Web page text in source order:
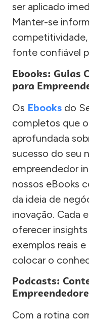
ser aplicado
Manter-se
fonte confiável
Ebooks: Guias
para
Os Ebooks do
completos que
aprofundada
sucesso do seu
empreendedor
nossos eBooks
da ideia de
inovação. Cada
oferecer
exemplos reais
colocar o
Podcasts:
Com a rotina